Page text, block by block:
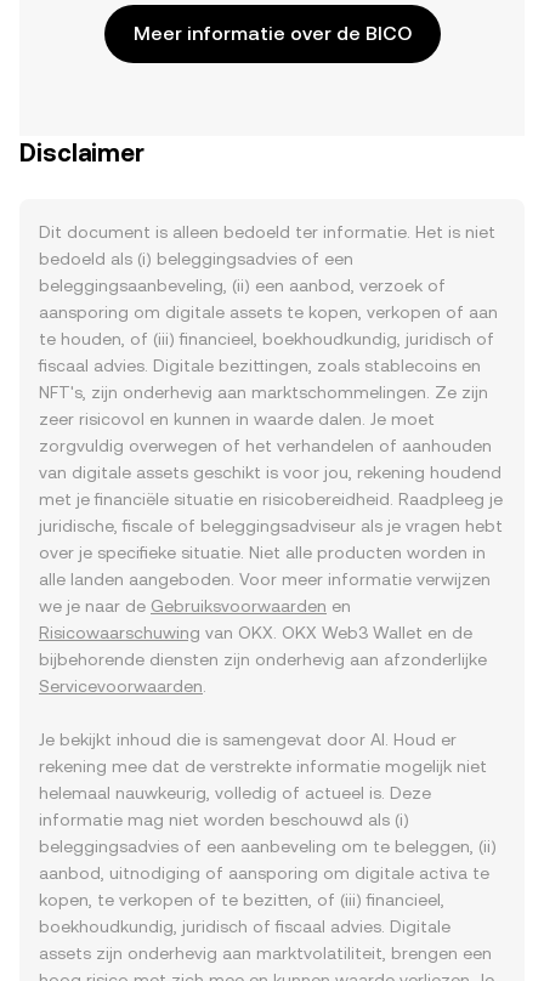
Meer informatie over de BICO
Disclaimer
Dit document is alleen bedoeld ter informatie. Het is niet
bedoeld als (i) beleggingsadvies of een
beleggingsaanbeveling, (ii) een aanbod, verzoek of
aansporing om digitale assets te kopen, verkopen of aan
te houden, of (iii) financieel, boekhoudkundig, juridisch of
fiscaal advies. Digitale bezittingen, zoals stablecoins en
NFT's, zijn onderhevig aan marktschommelingen. Ze zijn
zeer risicovol en kunnen in waarde dalen. Je moet
zorgvuldig overwegen of het verhandelen of aanhouden
van digitale assets geschikt is voor jou, rekening houdend
met je financiële situatie en risicobereidheid. Raadpleeg je
juridische, fiscale of beleggingsadviseur als je vragen hebt
over je specifieke situatie. Niet alle producten worden in
alle landen aangeboden. Voor meer informatie verwijzen
we je naar de Gebruiksvoorwaarden en
Risicowaarschuwing van OKX. OKX Web3 Wallet en de
bijbehorende diensten zijn onderhevig aan afzonderlijke
Servicevoorwaarden
Je bekijkt inhoud die is samengevat door AI. Houd er
rekening mee dat de verstrekte informatie mogelijk niet
helemaal nauwkeurig, volledig of actueel is. Deze
informatie mag niet worden beschouwd als (i)
beleggingsadvies of een aanbeveling om te beleggen, (ii)
aanbod, uitnodiging of aansporing om digitale activa te
kopen, te verkopen of te bezitten, of (iii) financieel,
boekhoudkundig, juridisch of fiscaal advies. Digitale
assets zijn onderhevig aan marktvolatiliteit, brengen een